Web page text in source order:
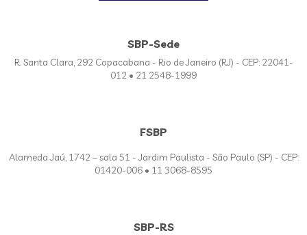
SBP-Sede
R. Santa Clara, 292 Copacabana - Rio de Janeiro (RJ) - CEP: 22041-
012 • 21 2548-1999
FSBP
Alameda Jaú, 1742 – sala 51 - Jardim Paulista - São Paulo (SP) - CEP:
01420-006 • 11 3068-8595
SBP-RS